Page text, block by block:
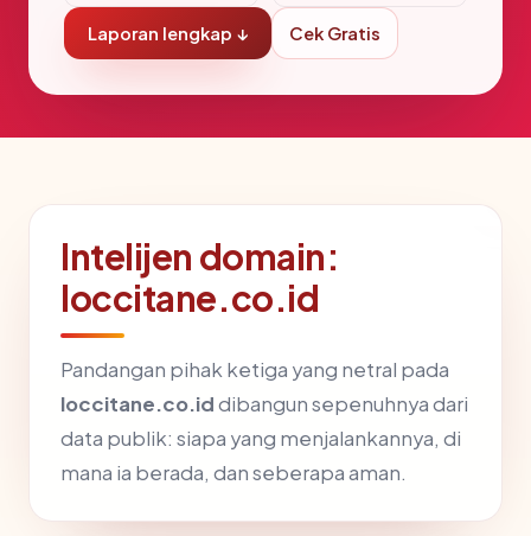
Laporan lengkap ↓ Cek Gratis
Intelijen domain:
loccitane.co.id
Pandangan pihak ketiga yang netral pada
loccitane.co.iddibangun sepenuhnya dari
data publik: siapa yang menjalankannya, di
mana ia berada, dan seberapa aman.